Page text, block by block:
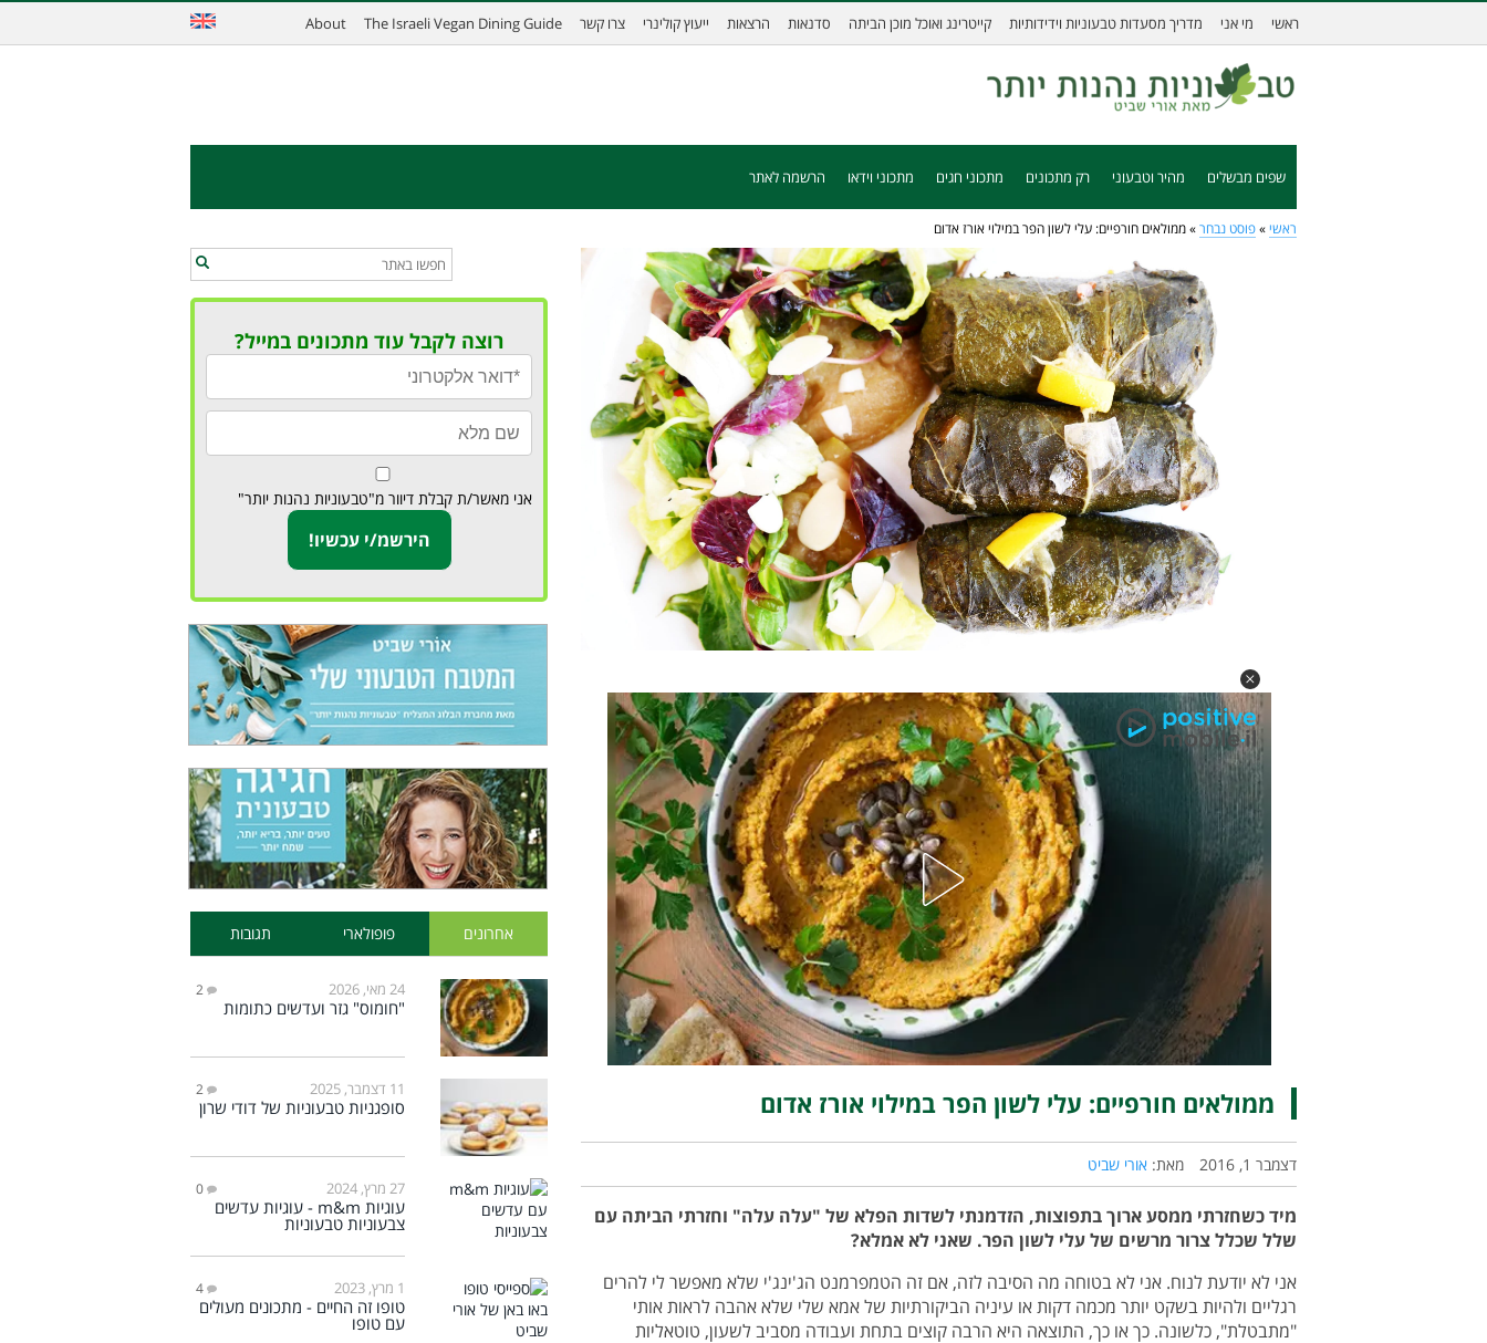
ראשי מי אני מדריך מסעדות טבעוניות וידידותיות קייטרינג ואוכל מוכן הביתה סדנאות הרצאות ייעוץ קולינרי צרו קשר The Israeli Vegan Dining Guide
About
שפים מבשלים מהיר וטבעוני רק מתכונים מתכוני חגים מתכוני וידאו הרשמה לאתר
ראשי » פוסט נבחר » ממולאים חורפיים: עלי לשון הפר במילוי אורז אדום
ממולאים חורפיים: עלי לשון הפר במילוי אורז אדום
דצמבר 1, 2016 מאת: אורי שביט
מיד כשחזרתי ממסע ארוך בתפוצות, הזדמנתי לשדות הפלא של "עלה עלה" וחזרתי הביתה עם
שלל שכלל צרור מרשים של עלי לשון הפר. שאני לא אמלא?
אני לא יודעת לנוח. אני לא בטוחה מה הסיבה לזה, אם זה הטמפרמנט הג'ינג'י שלא מאפשר לי להרים
רגליים ולהיות בשקט יותר מכמה דקות או עיניה הביקורתיות של אמא שלי שלא אהבה לראות אותי
"מתבטלת", כלשונה. כך או כך, התוצאה היא הרבה קוצים בתחת ועבודה מסביב לשעון, טוטאליות
רוצה לקבל עוד מתכונים במייל?
אני מאשר/ת קבלת דיוור מ"טבעוניות נהנות יותר"
אחרונים פופולארי תגובות
24 מאי, 2026 2
"חומוס" גזר ועדשים כתומות
11 דצמבר, 2025 2
סופגניות טבעוניות של דודי שרון
27 מרץ, 2024 0
עוגיות m&m - עוגיות עדשים
צבעוניות טבעוניות
1 מרץ, 2023 4
טופו זה החיים - מתכונים מעולים
עם טופו